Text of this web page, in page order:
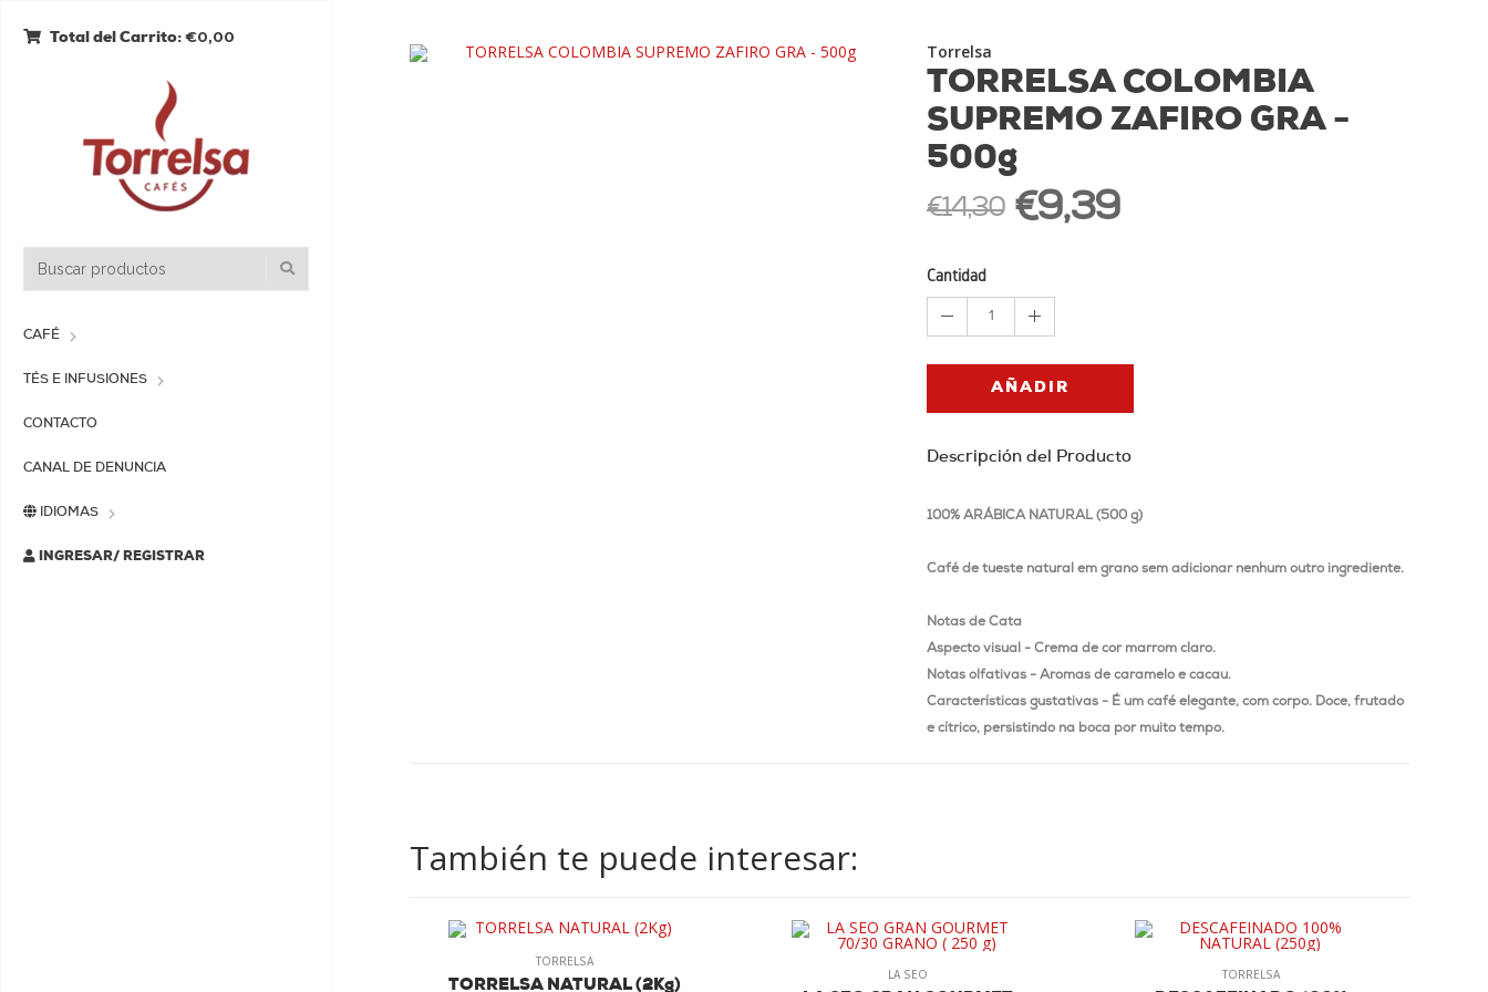
Total del Carrito: €0,00
CAFÉ
TÉS E INFUSIONES
CONTACTO
CANAL DE DENUNCIA
IDIOMAS
INGRESAR/ REGISTRAR
Torrelsa
TORRELSA COLOMBIA
SUPREMO ZAFIRO GRA -
500g
€14,30 €9,39
Cantidad
1
AÑADIR
Descripción del Producto
100% ARÁBICA NATURAL (500 g)
Café de tueste natural em grano sem adicionar nenhum outro ingrediente.
Notas de Cata
Aspecto visual - Crema de cor marrom claro.
Notas olfativas - Aromas de caramelo e cacau.
Características gustativas - É um café elegante, com corpo. Doce, frutado
e cítrico, persistindo na boca por muito tempo.
También te puede interesar:
TORRELSA
TORRELSA NATURAL (2Kg)
LA SEO TORRELSA